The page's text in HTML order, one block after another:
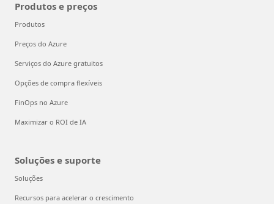
Produtos e preços
Produtos
Preços do Azure
Serviços do Azure gratuitos
Opções de compra flexíveis
FinOps no Azure
Maximizar o ROI de IA
Soluções e suporte
Soluções
Recursos para acelerar o crescimento